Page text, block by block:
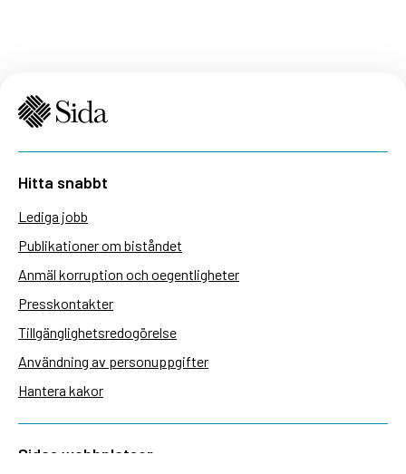
Hitta snabbt
Lediga jobb
Publikationer om biståndet
Anmäl korruption och oegentligheter
Presskontakter
Tillgänglighetsredogörelse
Användning av personuppgifter
Hantera kakor
Sidas webbplatser